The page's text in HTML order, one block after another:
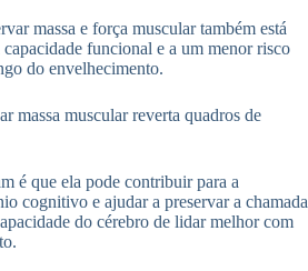
massa e força muscular também está
capacidade funcional e a um menor risco
do envelhecimento.
massa muscular reverta quadros de
é que ela pode contribuir para a
cognitivo e ajudar a preservar a chamada
do cérebro de lidar melhor com